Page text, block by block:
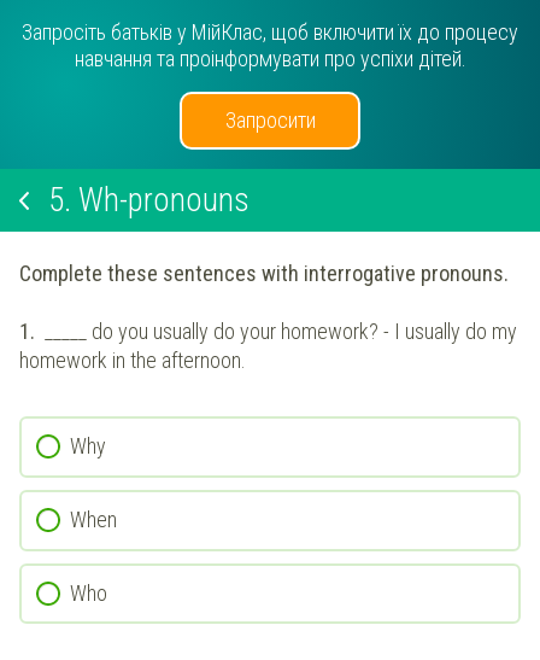
Запросіть батьків у МійКлас, щоб включити їх до процесу
навчання та проінформувати про успіхи дітей.
Запросити
5. Wh-pronouns
Complete these sentences with interrogative pronouns.
1.
_____ do you usually do your homework? - I usually do my
homework in the afternoon.
Why
When
Who